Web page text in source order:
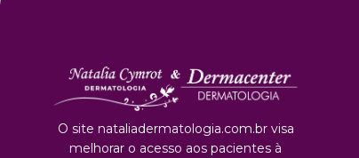
O site nataliadermatologia.com.br visa
melhorar o acesso aos pacientes à